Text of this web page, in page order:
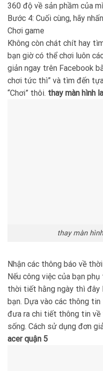
360 độ về sản phầm của
Bước 4: Cuối cùng, hãy
Chơi game
Không còn chát chít hay
bạn giờ có thể chơi luôn
giản ngay trên Facebook
chơi tức thì” và tìm đến
“Chơi” thôi. thay màn hình
thay màn
Nhận các thông báo về
Nếu công việc của bạn
thời tiết hằng ngày thì đây
bạn. Dựa vào các thông
đưa ra chi tiết thông tin
sống. Cách sử dụng đơn
acer quận 5